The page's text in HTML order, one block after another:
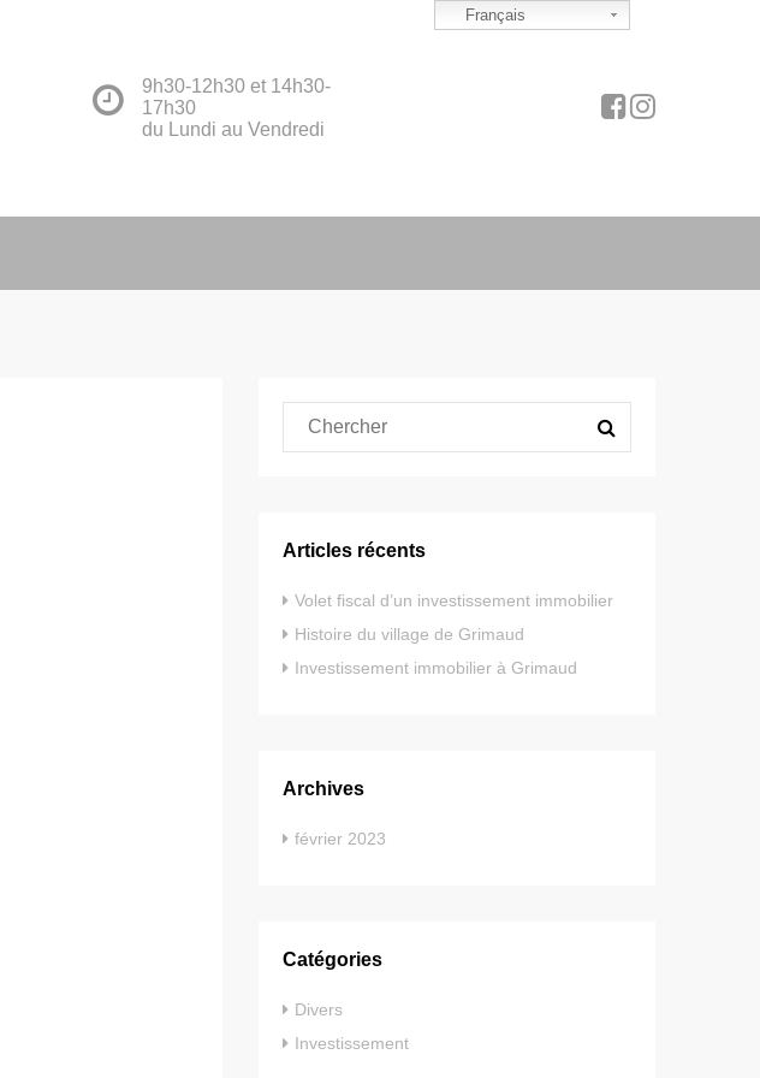
9h30-12h30 et 14h30-
17h30
du Lundi au Vendredi
Articles récents
Volet fiscal d’un investissement immobilier
Histoire du village de Grimaud
Investissement immobilier à Grimaud
Archives
février 2023
Catégories
Divers
Investissement
Français